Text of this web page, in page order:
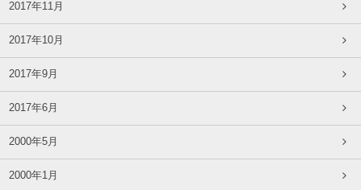
2017年11月
2017年10月
2017年9月
2017年6月
2000年5月
2000年1月